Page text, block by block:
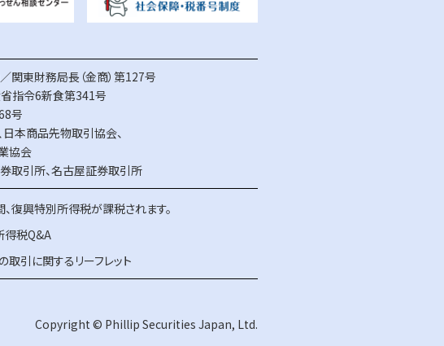
東財務局長（金商）第127号
指令6新食第341号
号
日本商品先物取引協会、
協会
取引所、名古屋証券取引所
復興特別所得税が課税されます。
得税Q&A
引に関するリーフレット
Copyright © Phillip Securities Japan, Ltd.